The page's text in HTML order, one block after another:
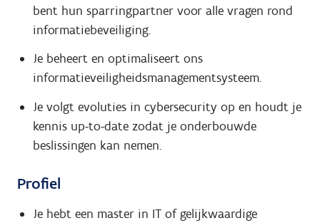
bent hun sparringpartner voor alle vragen rond
informatiebeveiliging.
Je beheert en optimaliseert ons
informatieveiligheidsmanagementsysteem.
Je volgt evoluties in cybersecurity op en houdt je
kennis up-to-date zodat je onderbouwde
beslissingen kan nemen.
Profiel
Je hebt een master in IT of gelijkwaardige